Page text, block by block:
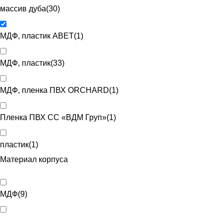
массив дуба(30)
МДФ, пластик ABET(1)
МДФ, пластик(33)
МДФ, пленка ПВХ ORCHARD(1)
Пленка ПВХ CC «ВДМ Груп»(1)
пластик(1)
Материал корпуса
МДФ(9)